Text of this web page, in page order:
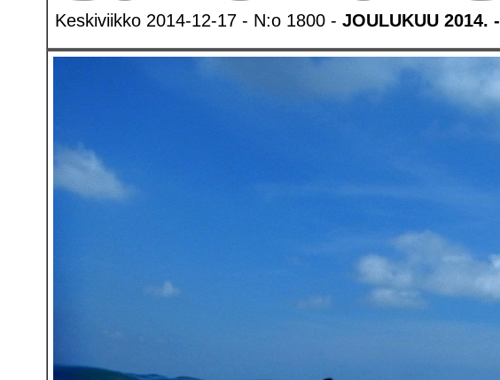
Keskiviikko 2014-12-17 - N:o 1800 - JOULUKUU 2014. -